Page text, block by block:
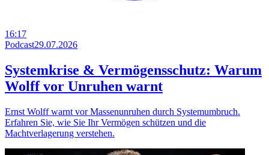
16:17
Podcast29.07.2026
Systemkrise & Vermögensschutz: Warum
Wolff vor Unruhen warnt
Ernst Wolff warnt vor Massenunruhen durch Systemumbruch.
Erfahren Sie, wie Sie Ihr Vermögen schützen und die
Machtverlagerung verstehen.